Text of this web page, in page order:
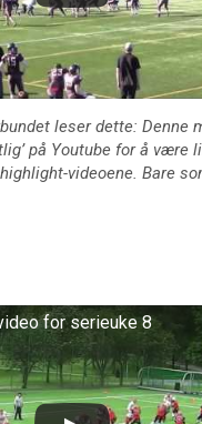
leser dette: Denne
på Youtube for å være
videoene. Bare
for serieuke 8